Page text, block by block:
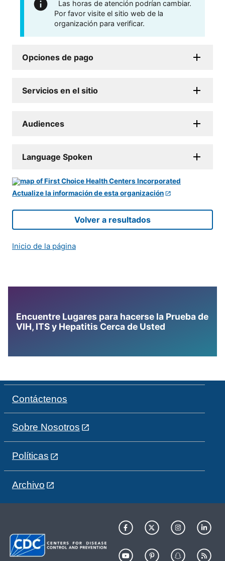
Las horas de atención podrían cambiar.
Por favor visite el sitio web de la
organización para verificar.
Opciones de pago
Servicios en el sitio
Audiences
Language Spoken
Actualize la información de esta organización
Volver a resultados
Inicio de la página
Encuentre Lugares para hacerse la Prueba de
VIH, ITS y Hepatitis Cerca de Usted
Contáctenos
Sobre Nosotros
Políticas
Archivo